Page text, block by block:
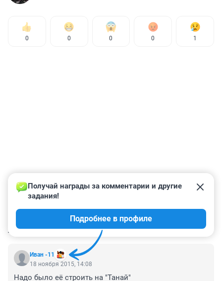
0 0 0 0 1
КОММЕНТАРИИ 17
Иван -11
Получай награды за комментарии и другие
задания!
Подробнее в профиле
18 ноября 2015, 14:08
Надо было её строить на "Танай"